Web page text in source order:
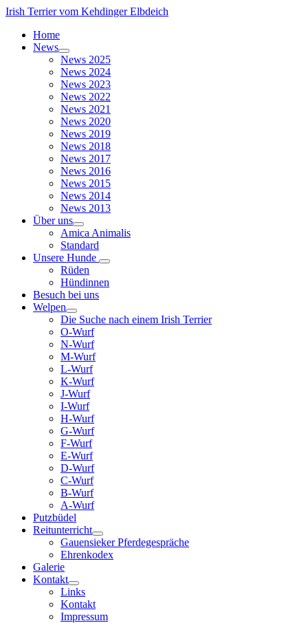
Irish Terrier vom Kehdinger Elbdeich
Home
News
News 2025
News 2024
News 2023
News 2022
News 2021
News 2020
News 2019
News 2018
News 2017
News 2016
News 2015
News 2014
News 2013
Über uns
Amica Animalis
Standard
Unsere Hunde
Rüden
Hündinnen
Besuch bei uns
Welpen
Die Suche nach einem Irish Terrier
O-Wurf
N-Wurf
M-Wurf
L-Wurf
K-Wurf
J-Wurf
I-Wurf
H-Wurf
G-Wurf
F-Wurf
E-Wurf
D-Wurf
C-Wurf
B-Wurf
A-Wurf
Putzbüdel
Reitunterricht
Gauensieker Pferdegespräche
Ehrenkodex
Galerie
Kontakt
Links
Kontakt
Impressum